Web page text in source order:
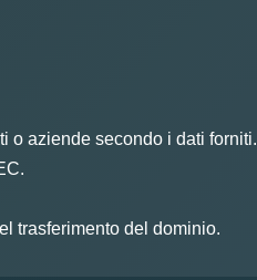
o aziende secondo i dati forniti.
trasferimento del dominio.